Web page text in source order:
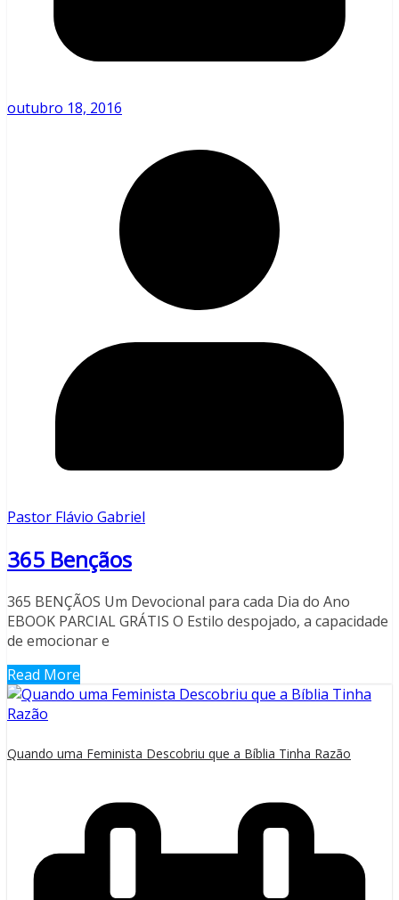
outubro 18, 2016
Pastor Flávio Gabriel
365 Bençãos
365 BENÇÃOS Um Devocional para cada Dia do Ano
EBOOK PARCIAL GRÁTIS O Estilo despojado, a capacidade
de emocionar e
Read More
Quando uma Feminista Descobriu que a Bíblia Tinha Razão